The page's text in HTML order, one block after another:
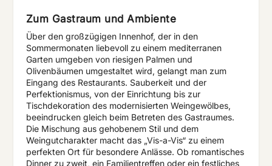
Zum Gastraum und Ambiente
Über den großzügigen Innenhof, der in den
Sommermonaten liebevoll zu einem mediterranen
Garten umgeben von riesigen Palmen und
Olivenbäumen umgestaltet wird, gelangt man zum
Eingang des Restaurants. Sauberkeit und der
Perfektionismus, von der Einrichtung bis zur
Tischdekoration des modernisierten Weingewölbes,
beeindrucken gleich beim Betreten des Gastraumes.
Die Mischung aus gehobenem Stil und dem
Weingutcharakter macht das „Vis-a-Vis“ zu einem
perfekten Ort für besondere Anlässe. Ob romantisches
Dinner zu zweit, ein Familientreffen oder ein festliches